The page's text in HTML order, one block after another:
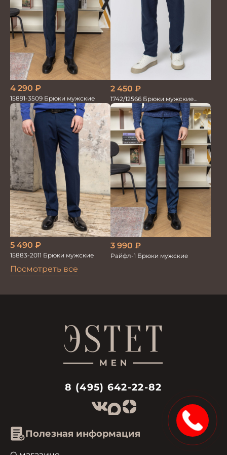
Посмотреть все
4 290 ₽
15891-3509 Брюки мужские
2 450 ₽
1742/12566 Брюки мужские
100%лён т.синие
5 490 ₽
15883-2011 Брюки мужские
3 990 ₽
Райфл-1 Брюки мужские
8 (495) 642-22-82
Полезная информация
15%